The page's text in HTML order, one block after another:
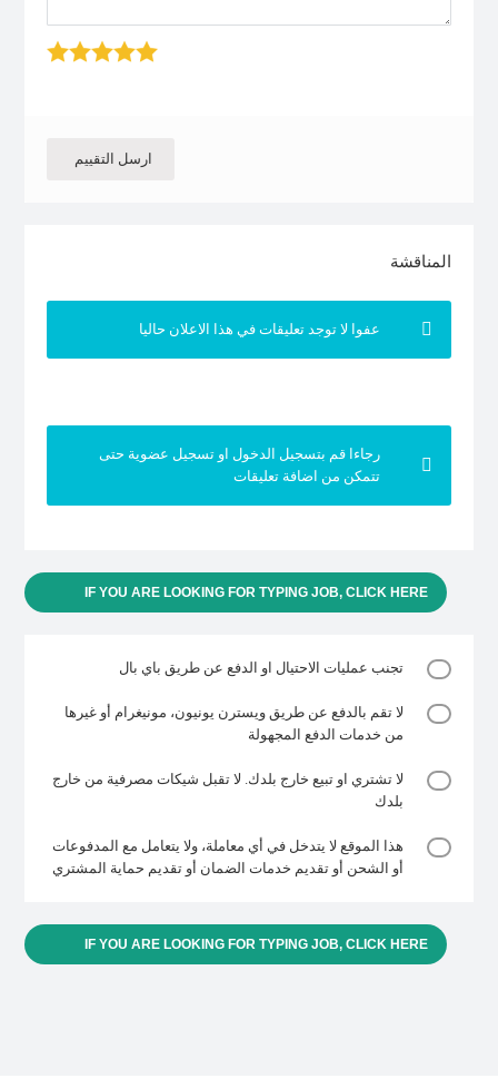
ارسل التقييم
المناقشة
عفوا لا توجد تعليقات في هذا الاعلان حاليا
رجاءا قم بتسجيل الدخول او تسجيل عضوية حتى
تتمكن من اضافة تعليقات
IF YOU ARE LOOKING FOR TYPING JOB, CLICK HERE
تجنب عمليات الاحتيال او الدفع عن طريق باي بال
لا تقم بالدفع عن طريق ويسترن يونيون، مونيغرام أو غيرها
من خدمات الدفع المجهولة
لا تشتري او تبيع خارج بلدك. لا تقبل شيكات مصرفية من خارج
بلدك
هذا الموقع لا يتدخل في أي معاملة، ولا يتعامل مع المدفوعات
أو الشحن أو تقديم خدمات الضمان أو تقديم حماية المشتري
IF YOU ARE LOOKING FOR TYPING JOB, CLICK HERE